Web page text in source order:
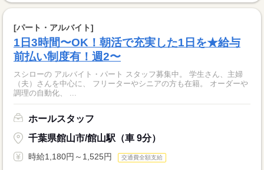
[パート・アルバイト]
1日3時間〜OK！朝活で充実した1日を★給与
前払い制度有！週2〜
スシローの アルバイト・パート スタッフ募集中。 学生さん、主婦
（夫）さんを中心に、 フリーターやシニアの方も在籍。 オーダーや
調理の自動化、 ...
ホールスタッフ
千葉県館山市/館山駅（車 9分）
時給1,180円～1,525円 交通費全額支給